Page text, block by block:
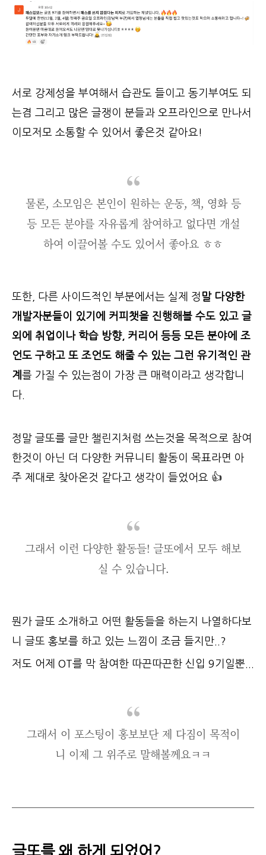
서로 강제성을 부여해서 습관도 들이고 동기부여도 되
는겸 그리고 많은 글쟁이 분들과 오프라인으로 만나서
이모저모 소통할 수 있어서 좋은것 같아요!
물론, 소모임은 본인이 원하는 운동, 책, 영화 등
등 모든 분야를 자유롭게 참여하고 없다면 개설
하여 이끌어볼 수도 있어서 좋아요 ㅎㅎ
또한, 다른 사이드적인 부분에서는 실제 정 말 다양한
개발자분들이 있기에 커피챗을 진행해볼 수도 있고 글
외에 취업이나 학습 방향, 커리어 등등 모든 분야에 조
언도 구하고 또 조언도 해줄 수 있는 그런 유기적인 관
계 를 가질 수 있는점이 가장 큰 매력이라고 생각합니
다.
정말 글또를 글만 챌린지처럼 쓰는것을 목적으로 참여
한것이 아닌 더 다양한 커뮤니티 활동이 목표라면 아
주 제대로 찾아온것 같다고 생각이 들었어요 👍
그래서 이런 다양한 활동들! 글또에서 모두 해보
실 수 있습니다.
뭔가 글또 소개하고 어떤 활동들을 하는지 나열하다보
니 글또 홍보를 하고 있는 느낌이 조금 들지만..?
저도 어제 OT를 막 참여한 따끈따끈한 신입 9기일뿐...
그래서 이 포스팅이 홍보보단 제 다짐이 목적이
니 이제 그 위주로 말해볼께요ㅋㅋ
글또를 왜 하게 되었어?